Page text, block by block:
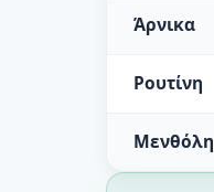
Άρνικα
Ρουτίνη
Μενθόλη